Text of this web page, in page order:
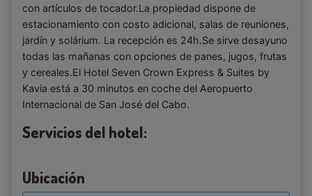
con artículos de tocador.La propiedad dispone de
estacionamiento con costo adicional, salas de reuniones,
jardín y solárium. La recepción es 24h.Se sirve desayuno
todas las mañanas con opciones de panes, jugos, frutas
y cereales.El Hotel Seven Crown Express & Suites by
Kavia está a 30 minutos en coche del Aeropuerto
Internacional de San José del Cabo.
Servicios del hotel:
Ubicación